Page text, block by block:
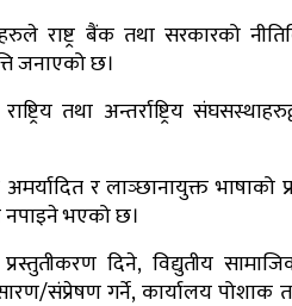
राष्ट्र बैंक तथा सरकारको
जनाएको छ।
तथा अन्तर्राष्ट्रिय
र लाञ्छानायुक्त भाषाको
नपाइने भएको छ।
दिने, विद्युतीय
संप्रेषण गर्ने, कार्यालय पोशाक